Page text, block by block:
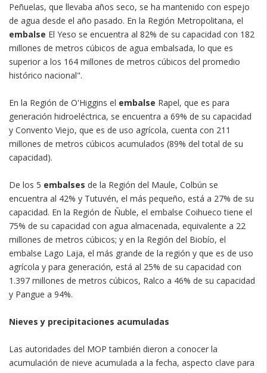
Peñuelas, que llevaba años seco, se ha mantenido con espejo
de agua desde el año pasado. En la Región Metropolitana, el
embalse El Yeso se encuentra al 82% de su capacidad con 182
millones de metros cúbicos de agua embalsada, lo que es
superior a los 164 millones de metros cúbicos del promedio
histórico nacional".
En la Región de O'Higgins el embalse Rapel, que es para
generación hidroeléctrica, se encuentra a 69% de su capacidad
y Convento Viejo, que es de uso agrícola, cuenta con 211
millones de metros cúbicos acumulados (89% del total de su
capacidad).
De los 5 embalses de la Región del Maule, Colbún se
encuentra al 42% y Tutuvén, el más pequeño, está a 27% de su
capacidad. En la Región de Ñuble, el embalse Coihueco tiene el
75% de su capacidad con agua almacenada, equivalente a 22
millones de metros cúbicos; y en la Región del Biobío, el
embalse Lago Laja, el más grande de la región y que es de uso
agrícola y para generación, está al 25% de su capacidad con
1.397 millones de metros cúbicos, Ralco a 46% de su capacidad
y Pangue a 94%.
Nieves y precipitaciones acumuladas
Las autoridades del MOP también dieron a conocer la
acumulación de nieve acumulada a la fecha, aspecto clave para